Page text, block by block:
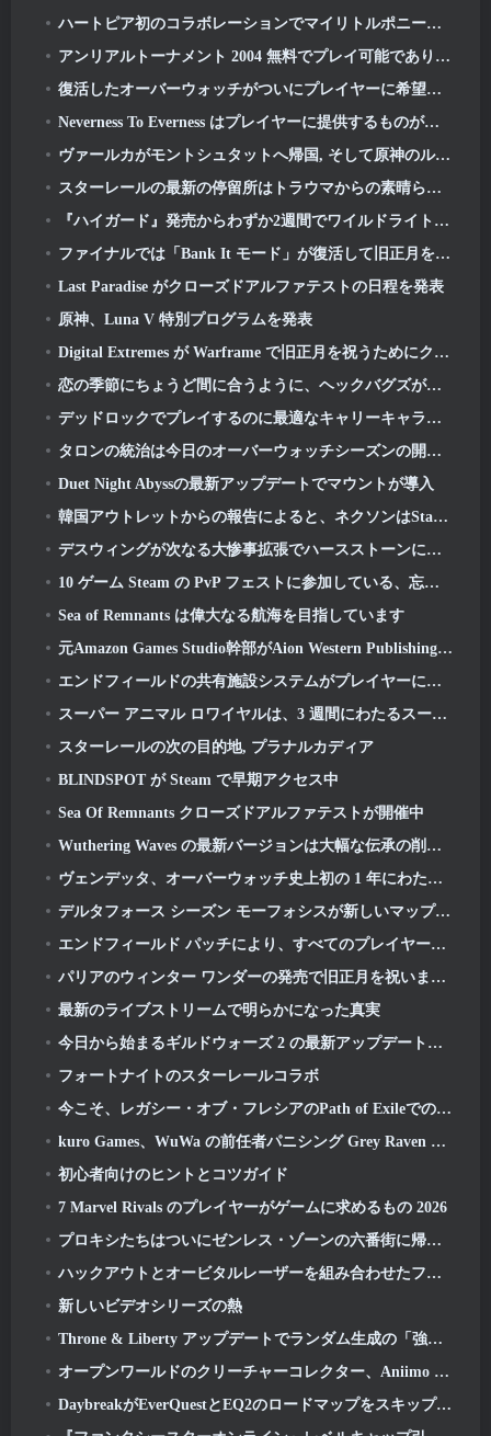
ハートピア初のコラボレーションでマイリトルポニーの友情の魔法が生まれる
アンリアルトーナメント 2004 無料でプレイ可能であり、エピックはそれに関して誰も訴訟を起こすつもりはありません
復活したオーバーウォッチがついにプレイヤーに希望を与える
Neverness To Everness はプレイヤーに提供するものがたくさんあります, 特に楽しい
ヴァールカがモントシュタットへ帰国, そして原神のルナVアップデートで彼に問題をもたらす
スターレールの最新の停留所はトラウマからの素晴らしい休息です
『ハイガード』発売からわずか2週間でワイルドライト・エンターテインメントが人員削減を発表
ファイナルでは「Bank It モード」が復活して旧正月を祝いましょう
Last Paradise がクローズドアルファテストの日程を発表
原神、Luna V 特別プログラムを発表
Digital Extremes が Warframe で旧正月を祝うためにクールなグッズをいくつか用意しました
恋の季節にちょうど間に合うように、ヘックバグズが宝庫に戻ってきた
デッドロックでプレイするのに最適なキャリーキャラクター
タロンの統治は今日のオーバーウォッチシーズンの開始とともに始まります 1: 征服
Duet Night Abyssの最新アップデートでマウントが導入
韓国アウトレットからの報告によると、ネクソンはStarCraftシューター開発チームを結成した
デスウィングが次なる大惨事拡張でハースストーンに戻ってくる
10 ゲーム Steam の PvP フェストに参加している、忘れてしまったかもしれない基本プレイ無料のゲーム
Sea of​​ Remnants は偉大なる航海を目指しています
元Amazon Games Studio幹部がAion Western Publishingを率いる 2
エンドフィールドの共有施設システムがプレイヤーについて語る
スーパー アニマル ロワイヤルは、3 週間にわたるスーパー ホース イベントで旧正月を祝います
スターレールの次の目的地, プラナルカディア
BLINDSPOT が Steam で早期アクセス中
Sea Of Remnants クローズドアルファテストが開催中
Wuthering Waves の最新バージョンは大幅な伝承の削除と QoL の変更をもたらします
ヴェンデッタ、オーバーウォッチ史上初の 1 年にわたるストーリーでタロンを取り戻す (「2」はありません, ブリザードがそれを落とした)
デルタフォース シーズン モーフォシスが新しいマップをもたらす, モード, プレイヤーからの要望による改善点
エンドフィールド パッチにより、すべてのプレイヤーに好みの 6 つ星キャラクターが無料で付与されます
パリアのウィンター ワンダーの発売で旧正月を祝いましょう: リフロシン新年アップデート
最新のライブストリームで明らかになった真実
今日から始まるギルドウォーズ 2 の最新アップデートでガーディアンの空き地襲撃を体験してください
フォートナイトのスターレールコラボ
今こそ、レガシー・オブ・フレシアのPath of ExileでのKeepers of the Flameのチャレンジを完了する時です
kuro Games、WuWa の前任者パニシング Grey Raven を Steam に導入
初心者向けのヒントとコツガイド
7 Marvel Rivals のプレイヤーがゲームに求めるもの 2026
プロキシたちはついにゼンレス・ゾーンの六番街に帰ってきた ゼロ版 2.6 アップデート
ハックアウトとオービタルレーザーを組み合わせたファイナルニューワールドツアー
新しいビデオシリーズの熱
Throne & Liberty アップデートでランダム生成の「強欲の塔」が導入
オープンワールドのクリーチャーコレクター、Aniimo が正しいメモを打つ
DaybreakがEverQuestとEQ2のロードマップをスキップする計画を発表後、プレイヤーの反応は鈍い